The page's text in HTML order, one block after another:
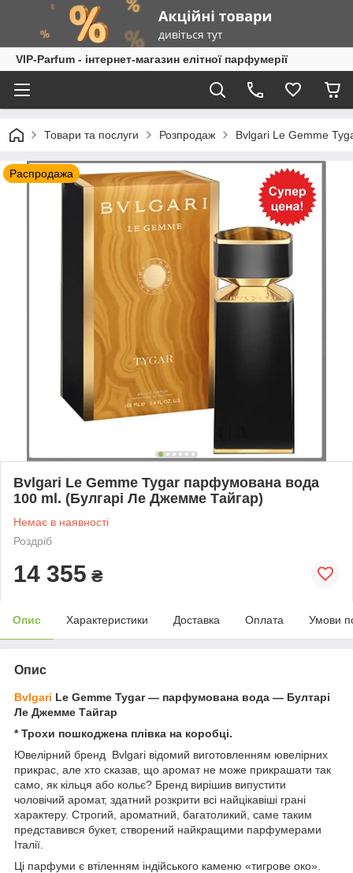
VIP-Parfum - інтернет-магазин елітної парфумерії
Товари та послуги Розпродаж Bvlgari Le Gemme
Распродажа
Bvlgari Le Gemme Tygar парфумована вода
100 ml. (Булгарі Ле Джемме Тайгар)
Немає в наявності
Роздріб
14 355 ₴
Опис Характеристики Доставка Оплата Умови
Опис
Bvlgari Le Gemme Tygar — парфумована вода — Бултарі
Ле Джемме Тайгар
* Трохи пошкоджена плівка на коробці.
Ювелірний бренд Bvlgari відомий виготовленням ювелірних
прикрас, але хто сказав, що аромат не може прикрашати так
само, як кільця або кольє? Бренд вирішив випустити
чоловічий аромат, здатний розкрити всі найцікавіші грані
характеру. Строгий, ароматний, багатоликий, саме таким
представився букет, створений найкращими парфумерами
Італії.
Ці парфуми є втіленням індійського каменю «тигрове око».